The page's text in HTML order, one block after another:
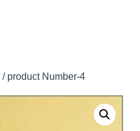
/ product Number-4